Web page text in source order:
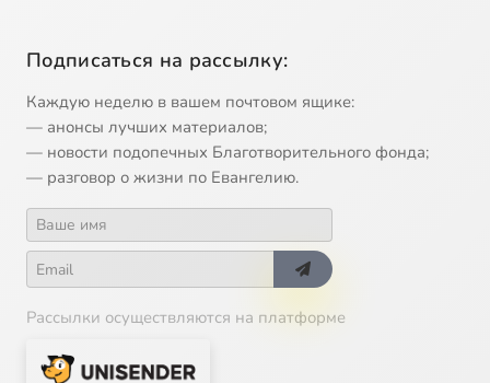
Подписаться на рассылку:
Каждую неделю в вашем почтовом ящике:
— анонсы лучших материалов;
— новости подопечных Благотворительного фонда;
— разговор о жизни по Евангелию.
Рассылки осуществляются на платформе